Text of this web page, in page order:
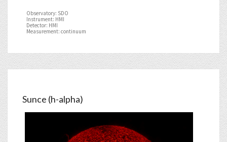
Observatory: SDO
Instrument: HMI
Detector: HMI
Measurement: continuum
Sunce (h-alpha)